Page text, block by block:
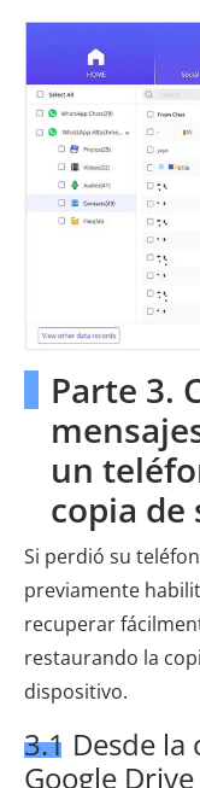
Parte 3.
un
copia de
Si perdió su
previamente
recuperar
restaurando la
dispositivo.
3.1 Desde
Google